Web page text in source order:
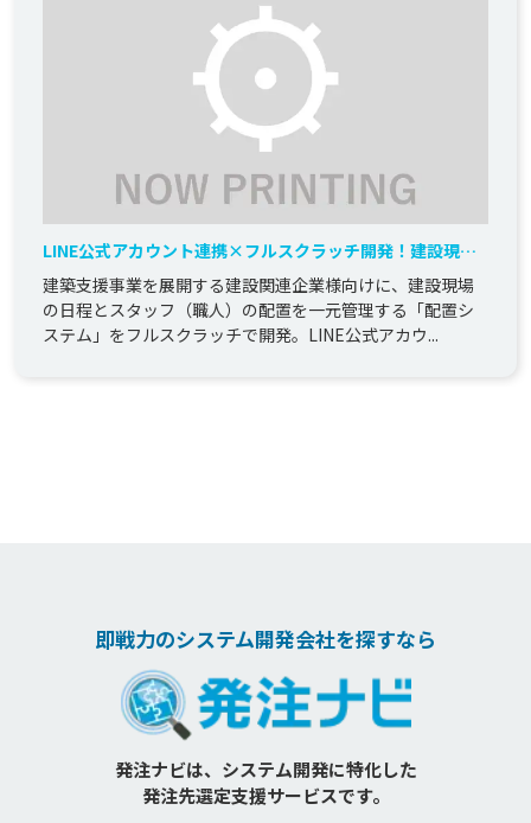
LINE公式アカウント連携×フルスクラッチ開発！建設現場
のスタッフ配置業務をDXする「配置システム」構築
建築支援事業を展開する建設関連企業様向けに、建設現場
の日程とスタッフ（職人）の配置を一元管理する「配置シ
ステム」をフルスクラッチで開発。LINE公式アカウ...
即戦力のシステム開発会社を探すなら
発注ナビは、システム開発に特化した
発注先選定支援サービスです。